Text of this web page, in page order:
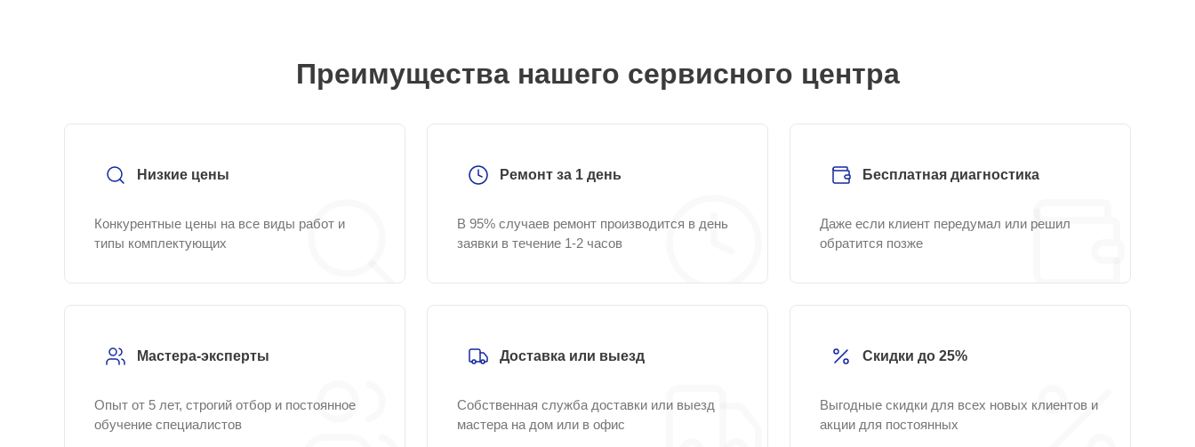
Преимущества нашего сервисного центра
Низкие цены
Конкурентные цены на все виды работ и
типы комплектующих
Ремонт за 1 день
В 95% случаев ремонт производится в день
заявки в течение 1-2 часов
Бесплатная диагностика
Даже если клиент передумал или решил
обратится позже
Мастера-эксперты
Опыт от 5 лет, строгий отбор и постоянное
обучение специалистов
Доставка или выезд
Собственная служба доставки или выезд
мастера на дом или в офис
Скидки до 25%
Выгодные скидки для всех новых клиентов и
акции для постоянных